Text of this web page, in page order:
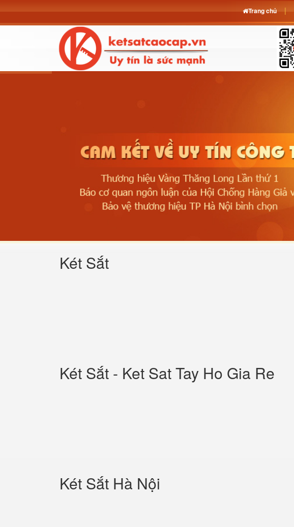
Két Sắt
Két Sắt - Ket Sat Tay Ho Gia Re
Két Sắt Hà Nội
Trang chủ